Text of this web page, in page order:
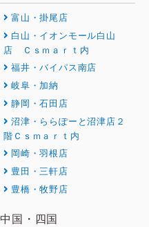
富山・掛尾店
白山・イオンモール白山
店 Ｃｓｍａｒｔ内
福井・バイパス南店
岐阜・加納
静岡・石田店
沼津・ららぽーと沼津店２
階Ｃｓｍａｒｔ内
岡崎・羽根店
豊田・三軒店
豊橋・牧野店
中国・四国